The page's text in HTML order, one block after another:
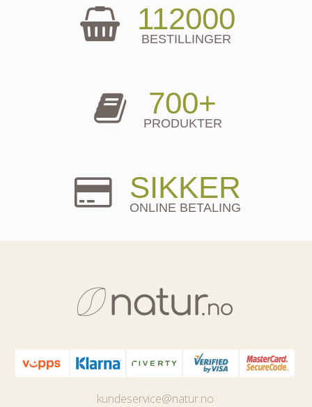
112000
BESTILLINGER
700+
PRODUKTER
SIKKER
ONLINE BETALING
kundeservice@natur.no